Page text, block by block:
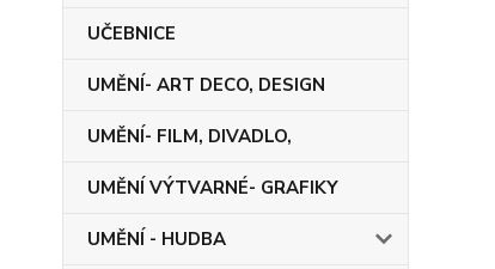
UČEBNICE
UMĚNÍ- ART DECO, DESIGN
UMĚNÍ- FILM, DIVADLO,
UMĚNÍ VÝTVARNÉ- GRAFIKY
UMĚNÍ - HUDBA